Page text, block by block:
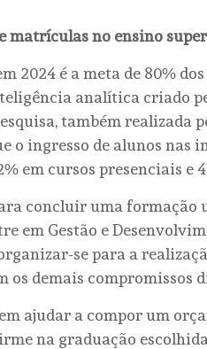
matrículas no ensino
2024 é a meta de 80% dos
analítica criado
também realizada
o ingresso de alunos nas
em cursos presenciais e
concluir uma
em Gestão e
se para a
os demais compromissos
ajudar a compor um
na graduação